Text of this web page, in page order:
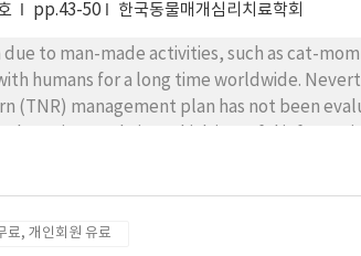
pp.43-50 한국동물매개심리치료학회
to man-made activities, such as cat-
humans for a long time worldwide.
management plan has not been evaluated yet. In
on 2012 TNR density data. In each group, 3
styles (44.21% apartment area and
료, 개인회원 유료